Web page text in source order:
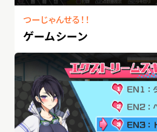
つーじゃんせる！！
ゲームシーン